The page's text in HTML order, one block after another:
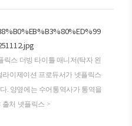
릭스 더빙 타이틀 매니저(탁자 왼
이제이션 프로듀서가 넷플릭스
. 양옆에는 수어통역사가 통역을
처 넷플릭스 >